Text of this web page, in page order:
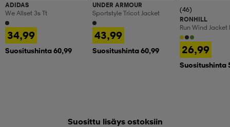
ADIDAS
We Allset 3s Tt
34,99
Suositushinta 60,99
UNDER ARMOUR
Sportstyle Tricot Jacket
43,99
Suositushinta 60,99
(46)
RONHILL
Run Wind Jacket
26,99
Suositushinta
Suosittu lisäys ostoksiin